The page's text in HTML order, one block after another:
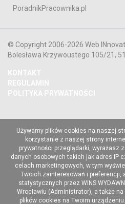
PoradnikPracownika.pl
© Copyright 2006-2026 Web
Bolesława Krzywoustego 105/21,
KONTAKT
REGULAMIN
POLITYKA PRYWATNOŚCI
Używamy plików cookies na naszej
korzystanie z naszej strony
prywatności przeglądarki, wyrażasz
danych osobowych takich jak adres IP
celach marketingowych, w tym
Twoich zainteresowań i preferencji,
statystycznych przez WINS
Wrocławiu (Administrator), a także
plików cookies na Twoim